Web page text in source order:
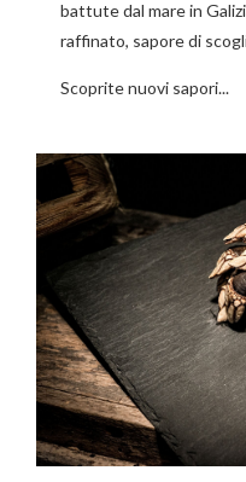
battute dal mare in
raffinato, sapore di
Scoprite nuovi sapori...